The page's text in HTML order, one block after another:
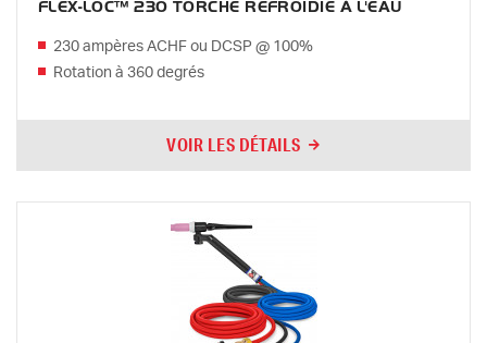
FLEX-LOC™ 230 TORCHE REFROIDIE À L'EAU
230 ampères ACHF ou DCSP @ 100%
Rotation à 360 degrés
VOIR LES DÉTAILS